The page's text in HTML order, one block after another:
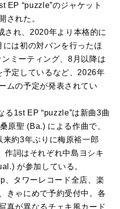
EP “puzzle”のジャケット
された。
され、2020年より本格的に
は初の対バンを行ったほ
ミーティング、8月以降は
定しているなど、2026年
ムの予定が発表されてい
る1st EP “puzzle”は新曲3曲
原聖 (Ba.) による作曲で、
約3年ぶりに梅原裕一郎
作詞はそれぞれ中島ヨシキ
が参加している。
、タワーレコード全店、楽
きゃにめで予約受付中。各
真が異なるチェキ風カード